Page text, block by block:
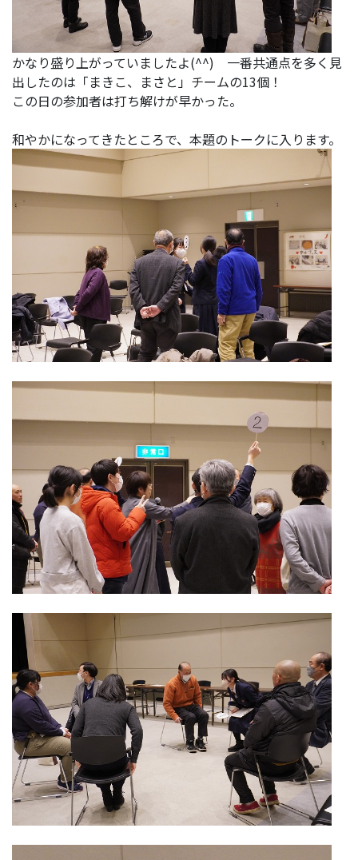
かなり盛り上がっていましたよ(^^) 一番共通点を多く見
出したのは「まきこ、まさと」チームの13個！
この日の参加者は打ち解けが早かった。
和やかになってきたところで、本題のトークに入ります。